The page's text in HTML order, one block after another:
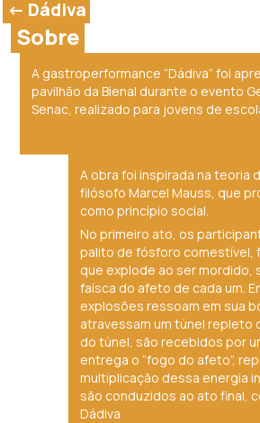
<- Dádiva
Sobre
A gastroperformance “Dádiva” foi
pavilhão da Bienal durante o evento
Senac, realizado para jovens de
A obra foi inspirada na teoria
filósofo Marcel Mauss, que
como princípio social.
No primeiro ato, os
palito de fósforo comestível,
que explode ao ser mordido,
faísca do afeto de cada um.
explosões ressoam em sua
atravessam um túnel repleto
do túnel, são recebidos por
entrega o “fogo do afeto”,
multiplicação dessa energia
são conduzidos ao ato final,
Dádiva